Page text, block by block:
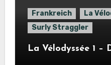
Frankreich La
Surly Straggler
La Vélodyssée 1 –